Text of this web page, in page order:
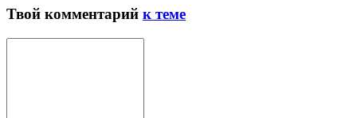
Твой комментарий к теме